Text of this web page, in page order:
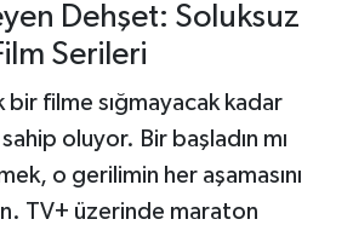
Dehşet: Soluksuz
Serileri
bir filme sığmayacak kadar
oluyor. Bir başladın mı
o gerilimin her aşamasını
TV+ üzerinde maraton